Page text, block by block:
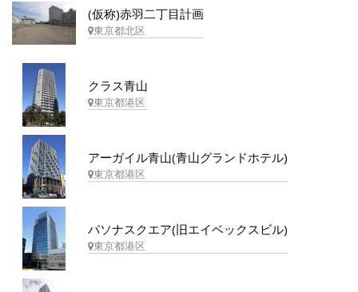
(仮称)赤羽二丁目計画
東京都北区
クラス青山
東京都港区
アーガイル青山(青山グランドホテル)
東京都港区
パソナスクエア(旧エイベックスビル)
東京都港区